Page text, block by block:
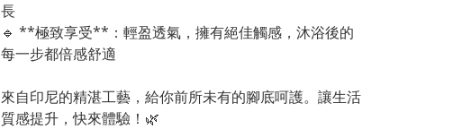
長
🔹 **極致享受**：輕盈透氣，擁有絕佳觸感，沐浴後的
每一步都倍感舒適
來自印尼的精湛工藝，給你前所未有的腳底呵護。讓生活
質感提升，快來體驗！🌿